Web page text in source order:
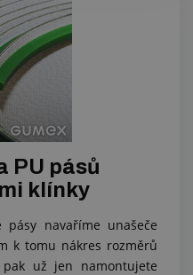
PU pásů
klínky
pásy navaříme unašeče
k tomu nákres rozměrů
už jen namontujete